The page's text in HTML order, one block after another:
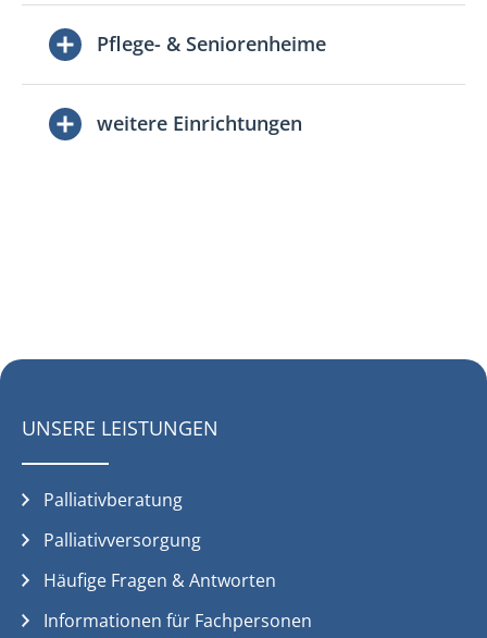
Pflege- & Seniorenheime
weitere Einrichtungen
UNSERE LEISTUNGEN
Palliativberatung
Palliativversorgung
Häufige Fragen & Antworten
Informationen für Fachpersonen